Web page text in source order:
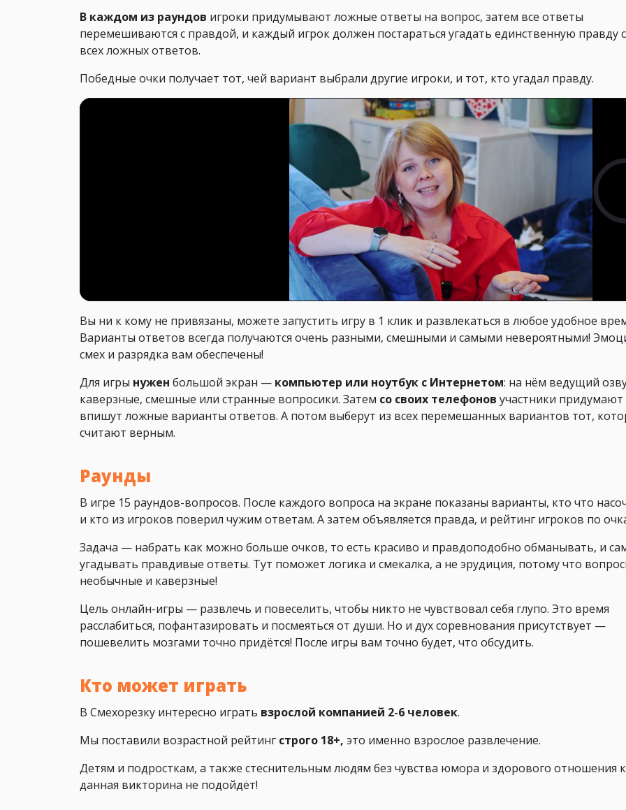
В каждом из раундов игроки придумывают ложные ответы на вопрос, затем все ответы
перемешиваются с правдой, и каждый игрок должен постараться угадать единственную правду
всех ложных ответов.
Победные очки получает тот, чей вариант выбрали другие игроки, и тот, кто угадал правду.
Вы ни к кому не привязаны, можете запустить игру в 1 клик и развлекаться в любое удобное
Варианты ответов всегда получаются очень разными, смешными и самыми невероятными!
смех и разрядка вам обеспечены!
Для игры нужен большой экран — компьютер или ноутбук с Интернетом: на нём ведущий
каверзные, смешные или странные вопросики. Затем со своих телефонов участники придумают
впишут ложные варианты ответов. А потом выберут из всех перемешанных вариантов тот,
считают верным.
Раунды
В игре 15 раундов-вопросов. После каждого вопроса на экране показаны варианты, кто что
и кто из игроков поверил чужим ответам. А затем объявляется правда, и рейтинг игроков по
Задача — набрать как можно больше очков, то есть красиво и правдоподобно обманывать, и
угадывать правдивые ответы. Тут поможет логика и смекалка, а не эрудиция, потому что
необычные и каверзные!
Цель онлайн-игры — развлечь и повеселить, чтобы никто не чувствовал себя глупо. Это время
расслабиться, пофантазировать и посмеяться от души. Но и дух соревнования присутствует —
пошевелить мозгами точно придётся! После игры вам точно будет, что обсудить.
Кто может играть
В Смехорезку интересно играть взрослой компанией 2-6 человек.
Мы поставили возрастной рейтинг строго 18+, это именно взрослое развлечение.
Детям и подросткам, а также стеснительным людям без чувства юмора и здорового отношения
данная викторина не подойдёт!